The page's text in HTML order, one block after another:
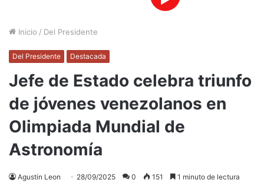
Inicio / Del Presidente
Del Presidente Destacada
Jefe de Estado celebra triunfo
de jóvenes venezolanos en
Olimpiada Mundial de
Astronomía
Agustin Leon 28/09/2025 0 151 1 minuto de lectura